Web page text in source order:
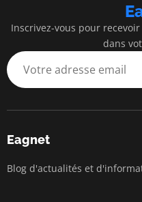
Inscrivez-vous pour
dans
Eagnet
Blog d'actualités et